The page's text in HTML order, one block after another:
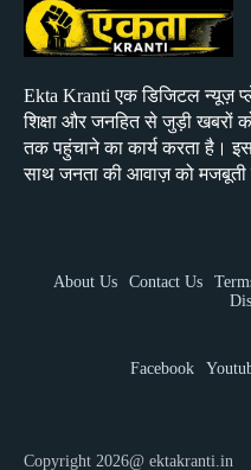
Ekta Kranti एक डिजिटल न्यूज़
शिक्षा और जनहित से जुड़ी खबरों
तक पहुंचाने का कार्य करता है।
साथ जनता की आवाज़ को मजबूती
About Us Contact Us
Facebook
Copyright 2026@ ektakranti.in